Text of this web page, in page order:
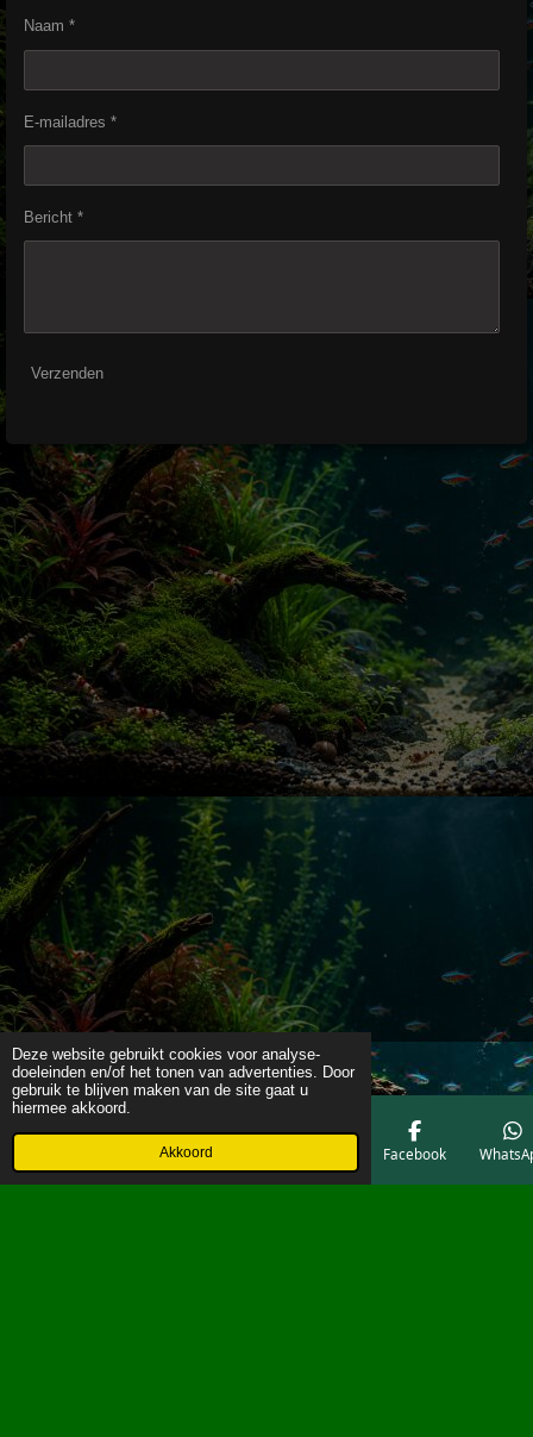
Deze website gebruikt cookies voor analyse-
doeleinden en/of het tonen van advertenties. Door
gebruik te blijven maken van de site gaat u
hiermee akkoord.
Akkoord
Naam *
E-mailadres *
Bericht *
Verzenden
Telefoonnummer Facebook